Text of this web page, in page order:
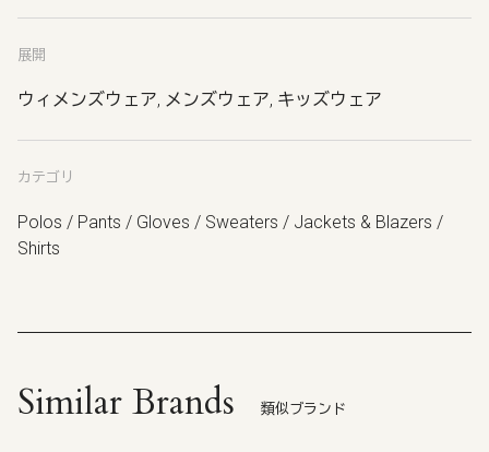
展開
ウィメンズウェア, メンズウェア, キッズウェア
カテゴリ
Polos / Pants / Gloves / Sweaters / Jackets & Blazers /
Shirts
Similar Brands 類似ブランド